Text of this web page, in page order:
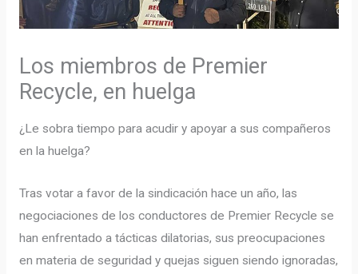
Los miembros de Premier
Recycle, en huelga
¿Le sobra tiempo para acudir y apoyar a sus compañeros
en la huelga?
Tras votar a favor de la sindicación hace un año, las
negociaciones de los conductores de Premier Recycle se
han enfrentado a tácticas dilatorias, sus preocupaciones
en materia de seguridad y quejas siguen siendo ignoradas,